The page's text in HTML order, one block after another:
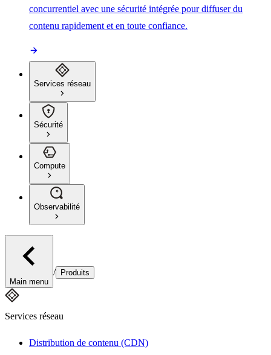
concurrentiel avec une sécurité intégrée pour diffuser du
contenu rapidement et en toute confiance.
Services réseau
Sécurité
Compute
Observabilité
Main menu
/ Produits
Services réseau
Distribution de contenu (CDN)